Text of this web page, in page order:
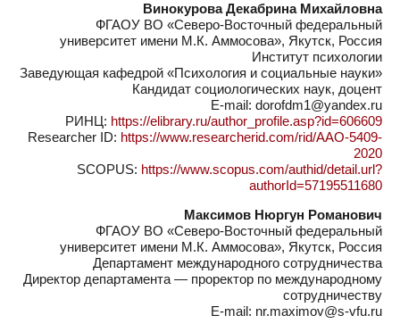
Винокурова Декабрина Михайловна
ФГАОУ ВО «Северо-Восточный федеральный
университет имени М.К. Аммосова», Якутск, Россия
Институт психологии
Заведующая кафедрой «Психология и социальные науки»
Кандидат социологических наук, доцент
E-mail: dorofdm1@yandex.ru
РИНЦ: https://elibrary.ru/author_profile.asp?id=606609
Researcher ID: https://www.researcherid.com/rid/AAO-5409-
2020
SCOPUS: https://www.scopus.com/authid/detail.url?
authorId=57195511680
Максимов Нюргун Романович
ФГАОУ ВО «Северо-Восточный федеральный
университет имени М.К. Аммосова», Якутск, Россия
Департамент международного сотрудничества
Директор департамента — проректор по международному
сотрудничеству
E-mail: nr.maximov@s-vfu.ru